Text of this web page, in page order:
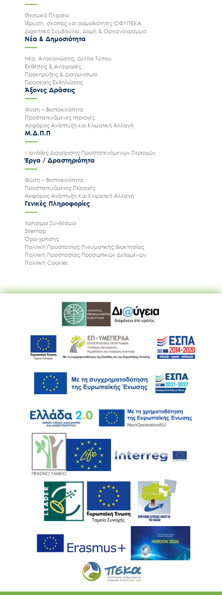
Θεσμικό Πλαισιο
Ίδρυση, σκοπός και αρμοδιότητες ΟΦΥΠΕΚΑ
Διοικητικό Συμβούλιο, Δομή & Οργανόγραμμα
Νέα & Δημοσιότητα
Νέα, Ανακοινώσεις, Δελτία Τύπου
Εκθέσεις & Αναφορές
Προκηρύξεις & Διαγωνισμοί
Προσεχείς Εκδηλώσεις
Άξονες Δράσεις
Φύση – Βιοποικιλότητα
Προστατευόμενες περιοχές
Αειφόρος Ανάπτυξη και Κλιματική Αλλαγή
Μ.Δ.Π.Π
Μονάδες Διαχείρισης Προστατευόμενων Περιοχών
Έργα / Δραστηριότητα
Φύση – Βιοποικιλότητα
Προστατευόμενες Περιοχές
Αειφόρος Ανάπτυξη Και Κλιματική Αλλαγή
Γενικές Πληροφορίες
Χρήσιμοι Συνδέσμοι
Sitemap
Όροι χρήσης
Πολιτική Προστασίας Πνευματικής Ιδιοκτησίας
Πολιτική Προστασίας Προσωπικών Δεδομένων
Πολιτική Cookies